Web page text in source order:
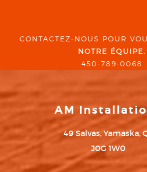
CONTACTEZ-NOUS POUR
NOTRE ÉQUIPE.
450-789-0068
AM
49 Salvas, Yamaska,
J0G 1W0